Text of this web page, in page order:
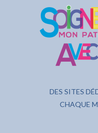
DES SITES
CHAQUE